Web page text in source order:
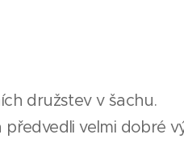
družstev v šachu.
předvedli velmi dobré